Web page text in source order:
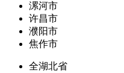
漯河市
许昌市
濮阳市
焦作市
全湖北省